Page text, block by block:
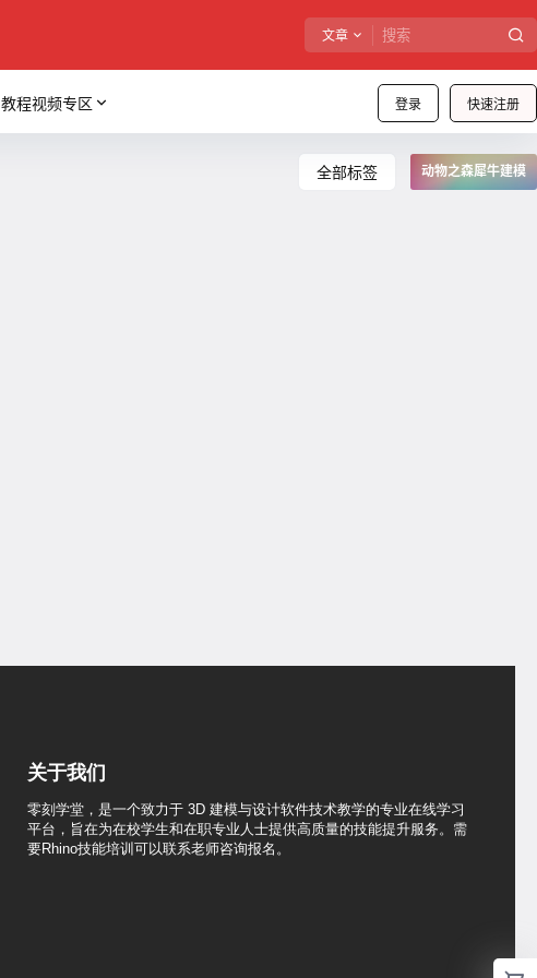
文章
登录 快速注册
教程视频专区
全部标签 动物之森犀牛建模
关于我们
零刻学堂，是一个致力于 3D 建模与设计软件技术教学的专业在线学习
平台，旨在为在校学生和在职专业人士提供高质量的技能提升服务。需
要Rhino技能培训可以联系老师咨询报名。